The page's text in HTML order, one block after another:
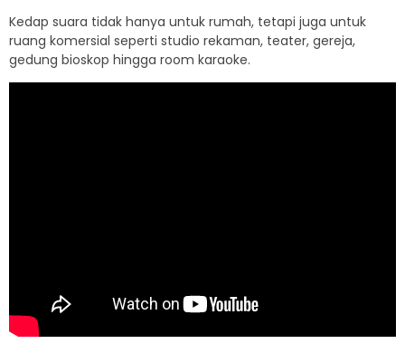
Kedap suara tidak hanya untuk rumah, tetapi juga untuk
ruang komersial seperti studio rekaman, teater, gereja,
gedung bioskop hingga room karaoke.